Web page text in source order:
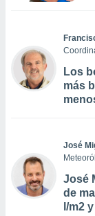
Los
más
José
José
de
l/m2